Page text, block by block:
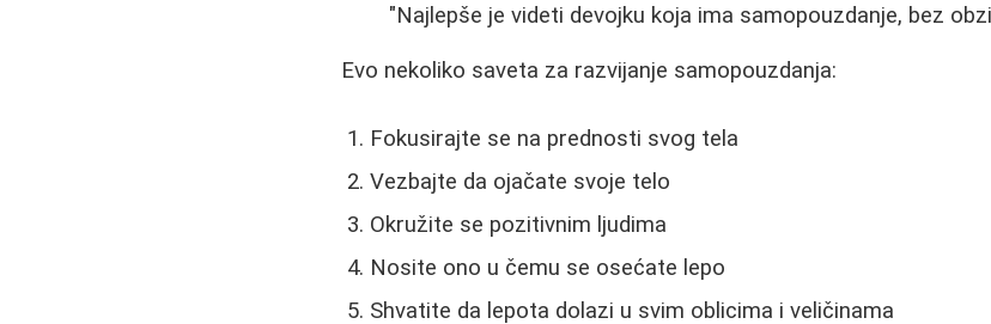
"Najlepše je videti devojku koja ima samopouzdanje, bez
Evo nekoliko saveta za razvijanje samopouzdanja:
Fokusirajte se na prednosti svog tela
Vezbajte da ojačate svoje telo
Okružite se pozitivnim ljudima
Nosite ono u čemu se osećate lepo
Shvatite da lepota dolazi u svim oblicima i veličinama